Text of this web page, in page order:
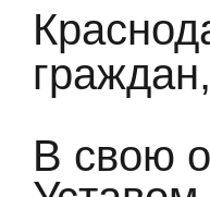
В свою